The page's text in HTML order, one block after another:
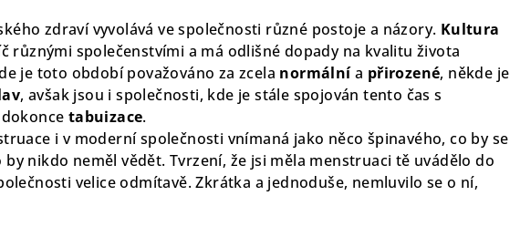
zdraví vyvolává ve společnosti různé postoje a názory. Kultura
různými společenstvími a má odlišné dopady na kvalitu života
je toto období považováno za zcela normální a přirozené, někde je
, avšak jsou i společnosti, kde je stále spojován tento čas s
tabuizace.
i v moderní společnosti vnímaná jako něco špinavého, co by se
nikdo neměl vědět. Tvrzení, že jsi měla menstruaci tě uvádělo do
velice odmítavě. Zkrátka a jednoduše, nemluvilo se o ní,